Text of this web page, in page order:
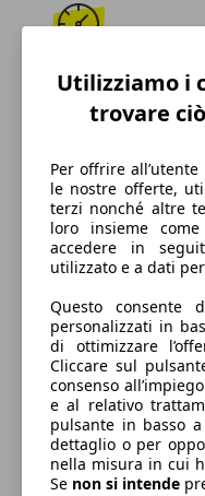
193 km/h
Velocità massima
Benzina
Carburante
110 g/km
Emissioni di CO2
Utilizziamo i
trovare
Per offrire
le nostre offerte,
terzi nonché altre
loro insieme
accedere in
utilizzato e a dati
Questo consente
personalizzati in
di ottimizzare
Cliccare sul
consenso
e al relativo
pulsante in basso
dettaglio o per
nella misura in cui
Se non si intende